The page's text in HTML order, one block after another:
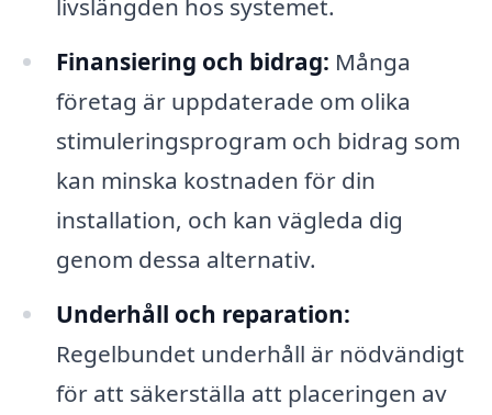
livslängden hos systemet.
Finansiering och bidrag: Många
företag är uppdaterade om olika
stimuleringsprogram och bidrag som
kan minska kostnaden för din
installation, och kan vägleda dig
genom dessa alternativ.
Underhåll och reparation:
Regelbundet underhåll är nödvändigt
för att säkerställa att placeringen av